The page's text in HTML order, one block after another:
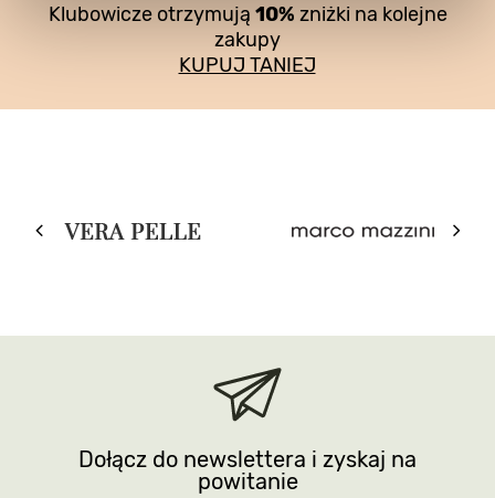
Klubowicze otrzymują 10% zniżki na kolejne
zakupy
KUPUJ TANIEJ
Dołącz do newslettera i zyskaj na
powitanie